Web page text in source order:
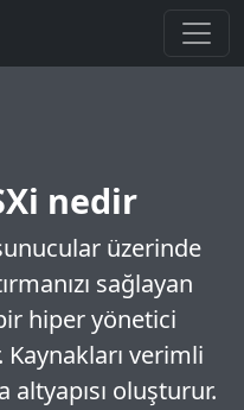
nedir
üzerinde
sağlayan
hiper yönetici
Kaynakları verimli
oluşturur.